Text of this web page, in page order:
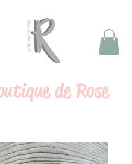
de Rose